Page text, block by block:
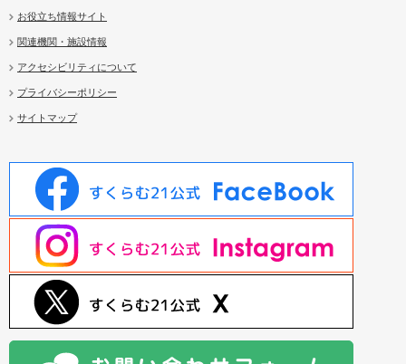
お役立ち情報サイト
関連機関・施設情報
アクセシビリティについて
プライバシーポリシー
サイトマップ